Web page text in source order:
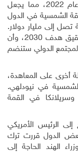
700 مليون دولار للطاقة الشمسية بحلول عام 2022، مما يجعل
الشمسية في الدول
تصل إلى مليار دولار.
وأضاف أن جهود الحكومات ليست كافية لتحقيق هدف 2030، وأن
الدولي ستنضم
وقعت 61 دولة وصدقت 32 دولة أخرى على المعاهدة،
في نيودلهي.
أستراليا وسريلانكا في القمة
الرئيس الأمريكي
الدول قررت ترك
الهند الحاجة إلى